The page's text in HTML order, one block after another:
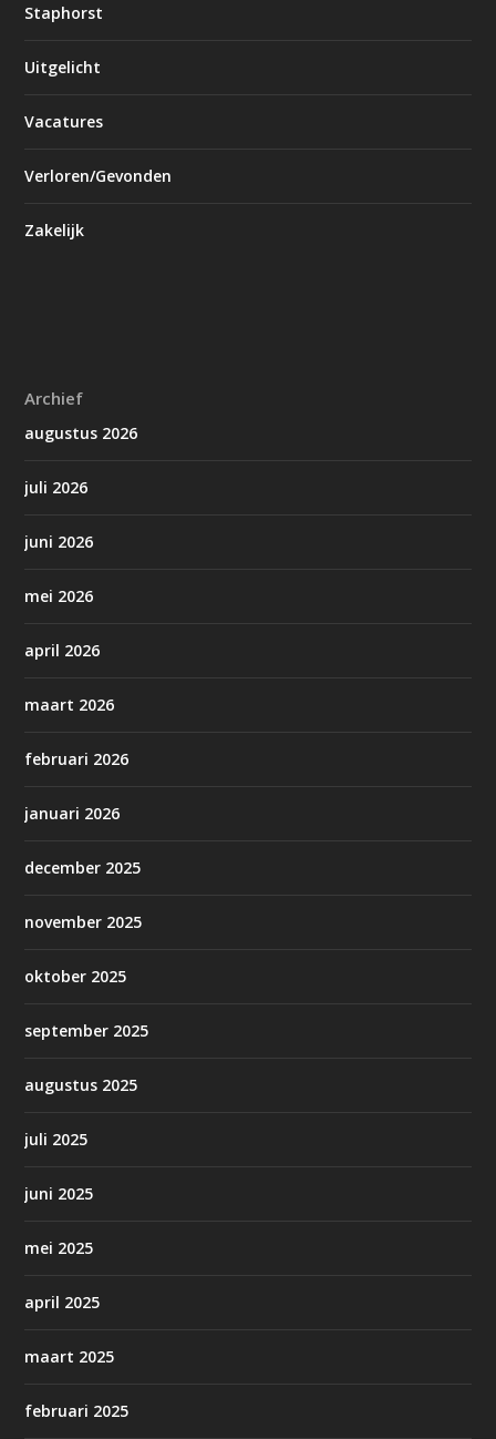
Staphorst
Uitgelicht
Vacatures
Verloren/Gevonden
Zakelijk
Archief
augustus 2026
juli 2026
juni 2026
mei 2026
april 2026
maart 2026
februari 2026
januari 2026
december 2025
november 2025
oktober 2025
september 2025
augustus 2025
juli 2025
juni 2025
mei 2025
april 2025
maart 2025
februari 2025